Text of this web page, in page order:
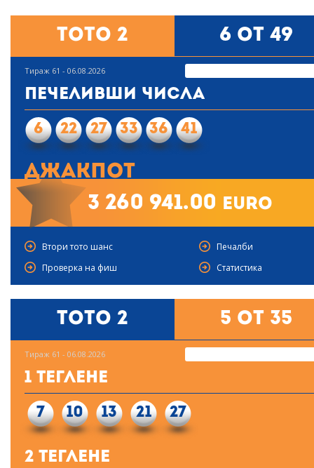
Тото 2 6 от 49
Тираж 61 - 06.08.2026
Печеливши числа
6 22 27 33 36 41
Джакпот
3 260 941.00 euro
Втори тото шанс
Печалби
Проверка на фиш
Статистика
Тото 2 5 от 35
Тираж 61 - 06.08.2026
1 Теглене
7 10 13 21 27
2 Теглене